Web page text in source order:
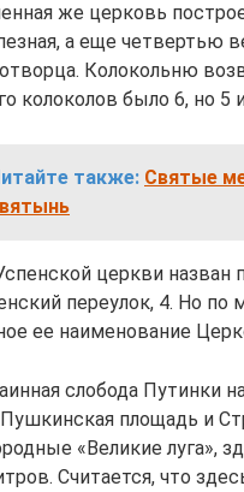
же церковь
а еще четвертью
Колокольню
колоколов было 6, но 5
также: Святые
церкви назван
переулок, 4. Но
ее наименование
слобода Путинки
площадь и
«Великие луга»,
Считается, что